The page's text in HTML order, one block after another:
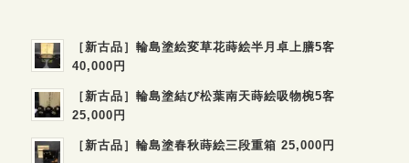
［新古品］輪島塗絵変草花蒔絵半月卓上膳5客
40,000円
［新古品］輪島塗結び松葉南天蒔絵吸物椀5客
25,000円
［新古品］輪島塗春秋蒔絵三段重箱 25,000円